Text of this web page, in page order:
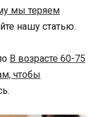
мы теряем
нашу статью.
В возрасте 60-75
чтобы